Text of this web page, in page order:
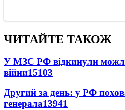
ЧИТАЙТЕ ТАКОЖ
У МЗС РФ відкинули
війни15103
Другий за день: у РФ
генерала13941